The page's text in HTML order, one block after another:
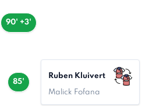
90' +3'
85'
Ruben Kluivert
Malick Fofana